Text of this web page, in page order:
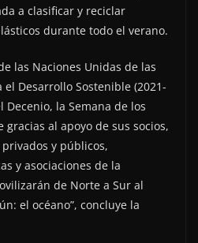
a clasificar y reciclar
durante todo el verano.
las Naciones Unidas de las
el Desarrollo Sostenible (2021-
Decenio, la Semana de los
gracias al apoyo de sus socios,
y públicos,
y asociaciones de la
de Norte a Sur al
el océano”, concluye la